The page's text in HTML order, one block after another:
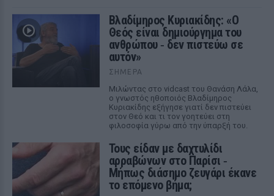
Βλαδίμηρος Κυριακίδης: «Ο
Θεός είναι δημιούργημα του
ανθρώπου ‑ δεν πιστεύω σε
αυτόν»
ΣΉΜΕΡΑ
Μιλώντας στο vidcast του Θανάση Λάλα,
ο γνωστός ηθοποιός Βλαδίμηρος
Κυριακίδης εξήγησε γιατί δεν πιστεύει
στον Θεό και τι τον γοητεύει στη
φιλοσοφία γύρω από την ύπαρξή του.
Τους είδαν με δαχτυλίδι
αρραβώνων στο Παρίσι ‑
Μήπως διάσημο ζευγάρι έκανε
το επόμενο βήμα;